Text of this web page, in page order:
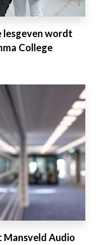
lesgeven wordt
College
Mansveld Audio